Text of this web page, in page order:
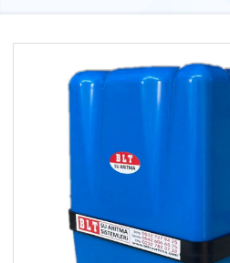
MAVİ-MAVİ